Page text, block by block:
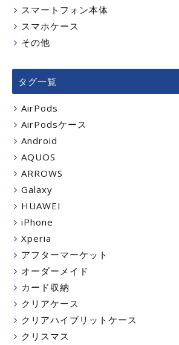
スマートフォン本体
スマホケース
その他
タグ一覧
AirPods
AirPodsケース
Android
AQUOS
ARROWS
Galaxy
HUAWEI
iPhone
Xperia
アフターマーケット
オーダーメイド
カード収納
クリアケース
クリアハイブリットケース
クリスマス